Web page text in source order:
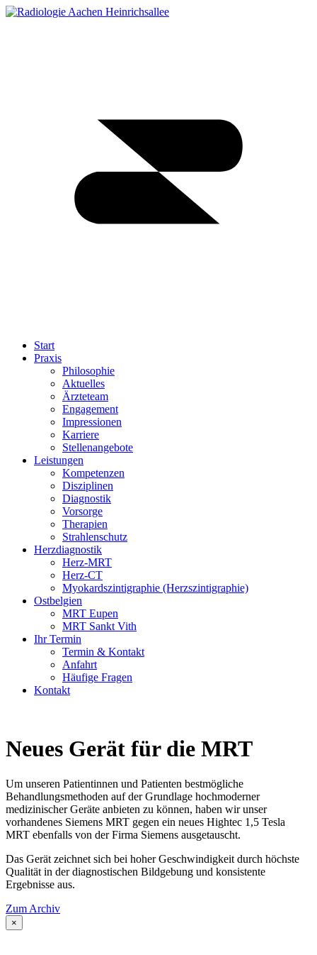
Start
Praxis
Philosophie
Aktuelles
Ärzteteam
Engagement
Impressionen
Karriere
Stellenangebote
Leistungen
Kompetenzen
Disziplinen
Diagnostik
Vorsorge
Therapien
Strahlenschutz
Herzdiagnostik
Herz-MRT
Herz-CT
Myokardszintigraphie (Herzszintigraphie)
Ostbelgien
MRT Eupen
MRT Sankt Vith
Ihr Termin
Termin & Kontakt
Anfahrt
Häufige Fragen
Kontakt
Neues Gerät für die MRT
Um unseren Patientinnen und Patienten bestmögliche
Behandlungsmethoden auf der Grundlage hochmoderner
medizinischer Geräte anbieten zu können, haben wir unser
vorhandenes Siemens MRT gegen ein neues Hightec 1,5 Tesla
MRT ebenfalls von der Firma Siemens ausgetauscht.
Das Gerät zeichnet sich bei hoher Geschwindigkeit durch höchste
Qualität in der diagnostischen Bildgebung und konsistente
Ergebnisse aus.
Zum Archiv
×